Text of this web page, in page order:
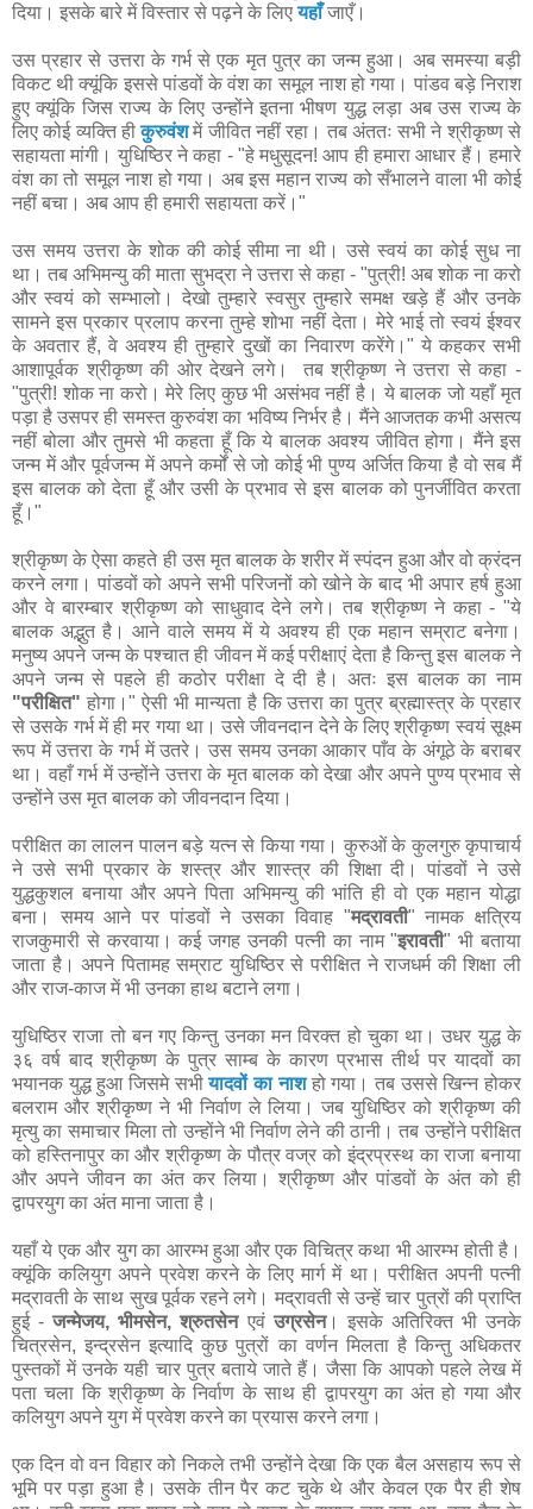
दिया। इसके बारे में विस्तार से पढ़ने के लिएयहाँजाएँ।
उस प्रहार से उत्तरा के गर्भ से एक मृत पुत्र का जन्म हुआ। अब समस्या बड़ी
विकट थी क्यूंकि इससे पांडवों के वंश का समूल नाश हो गया। पांडव बड़े निराश
हुए क्यूंकि जिस राज्य के लिए उन्होंने इतना भीषण युद्ध लड़ा अब उस राज्य के
लिए कोई व्यक्ति हीकुरुवंशमें जीवित नहीं रहा। तब अंततः सभी ने श्रीकृष्ण से
सहायता मांगी। युधिष्ठिर ने कहा - "हे मधुसूदन! आप ही हमारा आधार हैं। हमारे
वंश का तो समूल नाश हो गया। अब इस महान राज्य को सँभालने वाला भी कोई
नहीं बचा। अब आप ही हमारी सहायता करें।"
उस समय उत्तरा के शोक की कोई सीमा ना थी। उसे स्वयं का कोई सुध ना
था। तब अभिमन्यु की माता सुभद्रा ने उत्तरा से कहा - "पुत्री! अब शोक ना करो
और स्वयं को सम्भालो। देखो तुम्हारे स्वसुर तुम्हारे समक्ष खड़े हैं और उनके
सामने इस प्रकार प्रलाप करना तुम्हे शोभा नहीं देता। मेरे भाई तो स्वयं ईश्वर
के अवतार हैं, वे अवश्य ही तुम्हारे दुखों का निवारण करेंगे।" ये कहकर सभी
आशापूर्वक श्रीकृष्ण की ओर देखने लगे। तब श्रीकृष्ण ने उत्तरा से कहा -
"पुत्री! शोक ना करो। मेरे लिए कुछ भी असंभव नहीं है। ये बालक जो यहाँ मृत
पड़ा है उसपर ही समस्त कुरुवंश का भविष्य निर्भर है। मैंने आजतक कभी असत्य
नहीं बोला और तुमसे भी कहता हूँ कि ये बालक अवश्य जीवित होगा। मैंने इस
जन्म में और पूर्वजन्म में अपने कर्मों से जो कोई भी पुण्य अर्जित किया है वो सब मैं
इस बालक को देता हूँ और उसी के प्रभाव से इस बालक को पुनर्जीवित करता
हूँ।"
श्रीकृष्ण के ऐसा कहते ही उस मृत बालक के शरीर में स्पंदन हुआ और वो क्रंदन
करने लगा। पांडवों को अपने सभी परिजनों को खोने के बाद भी अपार हर्ष हुआ
और वे बारम्बार श्रीकृष्ण को साधुवाद देने लगे। तब श्रीकृष्ण ने कहा - "ये
बालक अद्भुत है। आने वाले समय में ये अवश्य ही एक महान सम्राट बनेगा।
मनुष्य अपने जन्म के पश्चात ही जीवन में कई परीक्षाएं देता है किन्तु इस बालक ने
अपने जन्म से पहले ही कठोर परीक्षा दे दी है। अतः इस बालक का नाम
"परीक्षित" होगा।" ऐसी भी मान्यता है कि उत्तरा का पुत्र ब्रह्मास्त्र के प्रहार
से उसके गर्भ में ही मर गया था। उसे जीवनदान देने के लिए श्रीकृष्ण स्वयं सूक्ष्म
रूप में उत्तरा के गर्भ में उतरे। उस समय उनका आकार पाँव के अंगूठे के बराबर
था। वहाँ गर्भ में उन्होंने उत्तरा के मृत बालक को देखा और अपने पुण्य प्रभाव से
उन्होंने उस मृत बालक को जीवनदान दिया।
परीक्षित का लालन पालन बड़े यत्न से किया गया। कुरुओं के कुलगुरु कृपाचार्य
ने उसे सभी प्रकार के शस्त्र और शास्त्र की शिक्षा दी। पांडवों ने उसे
युद्धकुशल बनाया और अपने पिता अभिमन्यु की भांति ही वो एक महान योद्धा
बना। समय आने पर पांडवों ने उसका विवाह "मद्रावती" नामक क्षत्रिय
राजकुमारी से करवाया। कई जगह उनकी पत्नी का नाम "इरावती" भी बताया
जाता है। अपने पितामह सम्राट युधिष्ठिर से परीक्षित ने राजधर्म की शिक्षा ली
और राज-काज में भी उनका हाथ बटाने लगा।
युधिष्ठिर राजा तो बन गए किन्तु उनका मन विरक्त हो चुका था। उधर युद्ध के
३६ वर्ष बाद श्रीकृष्ण के पुत्र साम्ब के कारण प्रभास तीर्थ पर यादवों का
भयानक युद्ध हुआ जिसमे सभीयादवों का नाशहो गया। तब उससे खिन्न होकर
बलराम और श्रीकृष्ण ने भी निर्वाण ले लिया। जब युधिष्ठिर को श्रीकृष्ण की
मृत्यु का समाचार मिला तो उन्होंने भी निर्वाण लेने की ठानी। तब उन्होंने परीक्षित
को हस्तिनापुर का और श्रीकृष्ण के पौत्र वज्र को इंद्रप्रस्थ का राजा बनाया
और अपने जीवन का अंत कर लिया। श्रीकृष्ण और पांडवों के अंत को ही
द्वापरयुग का अंत माना जाता है।
यहाँ ये एक और युग का आरम्भ हुआ और एक विचित्र कथा भी आरम्भ होती है।
क्यूंकि कलियुग अपने प्रवेश करने के लिए मार्ग में था। परीक्षित अपनी पत्नी
मद्रावती के साथ सुख पूर्वक रहने लगे। मद्रावती से उन्हें चार पुत्रों की प्राप्ति
हुई -जन्मेजय, भीमसेन, श्रुतसेनएवंउग्रसेन। इसके अतिरिक्त भी उनके
चित्रसेन, इन्द्रसेन इत्यादि कुछ पुत्रों का वर्णन मिलता है किन्तु अधिकतर
पुस्तकों में उनके यही चार पुत्र बताये जाते हैं। जैसा कि आपको पहले लेख में
पता चला कि श्रीकृष्ण के निर्वाण के साथ ही द्वापरयुग का अंत हो गया और
कलियुग अपने युग में प्रवेश करने का प्रयास करने लगा।
एक दिन वो वन विहार को निकले तभी उन्होंने देखा कि एक बैल असहाय रूप से
भूमि पर पड़ा हुआ है। उसके तीन पैर कट चुके थे और केवल एक पैर ही शेष